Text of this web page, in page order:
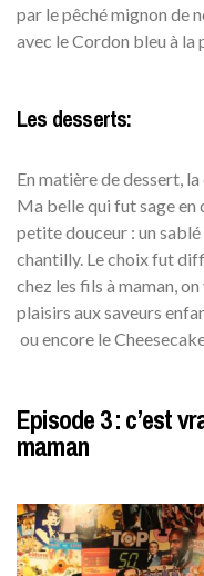
par le pêché mignon de
avec le Cordon bleu à
Les desserts:
En matière de dessert,
Ma belle qui fut sage en
petite douceur : un
chantilly. Le choix fut
chez les fils à maman,
plaisirs aux saveurs
ou encore le
Episode 3 : c’est
maman